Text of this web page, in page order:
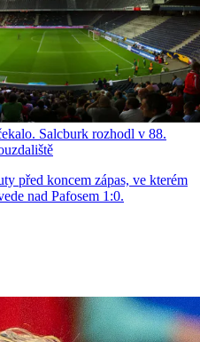
Salcburk rozhodl v 88.
před koncem zápas, ve kterém
nad Pafosem 1:0.